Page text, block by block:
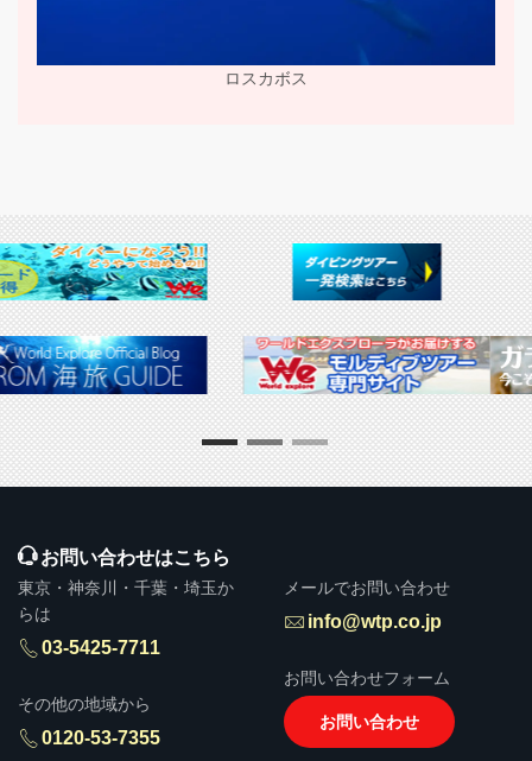
ロスカボス
▶ 推奨販売・勧誘方針
お問い合わせはこちら
東京・神奈川・千葉・埼玉か
らは
03-5425-7711
その他の地域から
0120-53-7355
メールでお問い合わせ
info@wtp.co.jp
お問い合わせフォーム
お問い合わせ